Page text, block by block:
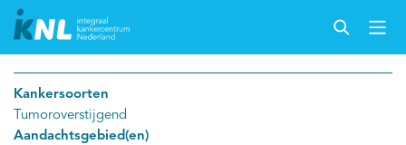
Kankersoorten
Tumoroverstijgend
Aandachtsgebied(en)